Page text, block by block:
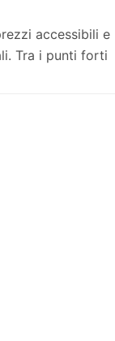
accessibili e
Tra i punti forti